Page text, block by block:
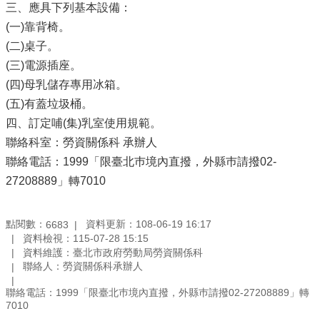
三、應具下列基本設備：
(一)靠背椅。
(二)桌子。
(三)電源插座。
(四)母乳儲存專用冰箱。
(五)有蓋垃圾桶。
四、訂定哺(集)乳室使用規範。
聯絡科室：勞資關係科 承辦人
聯絡電話：1999「限臺北巿境內直撥，外縣巿請撥02-
27208889」轉7010
點閱數： 6683
資料更新：108-06-19 16:17
資料檢視：115-07-28 15:15
資料維護：臺北市政府勞動局勞資關係科
聯絡人：勞資關係科承辦人
聯絡電話：1999「限臺北巿境內直撥，外縣巿請撥02-27208889」轉
7010